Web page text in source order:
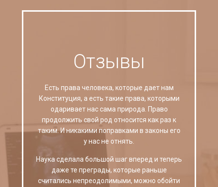
Отзывы
Есть права человека, которые дает нам
Конституция, а есть такие права, которыми
одаривает нас сама природа. Право
продолжить свой род относится как раз к
таким. И никакими поправками в законы его
у нас не отнять.
Наука сделала большой шаг вперед и теперь
даже те преграды, которые раньше
считались непреодолимыми, можно обойти